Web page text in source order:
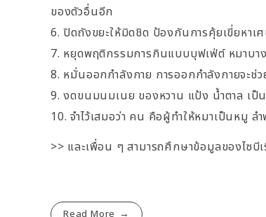
ของตัวอื่นอีก
ปิดถังขยะให้มิดชิด ป้องกันการคุ้ยเขี่ยหาเ
หยุดพฤติกรรมการกินแบบบุฟเฟ่ต์ หมาบา
หมั่นออกกำลังกาย การออกกำลังกายจะช่
งดขนมนมเนย ของหวาน แป้ง น้ำตาล เป็
จำไว้เสมอว่า คน คือผู้ทำให้หมาเป็นหมู
>> และเพื่อน ๆ สามารถศึกษาข้อมูลของไซบี